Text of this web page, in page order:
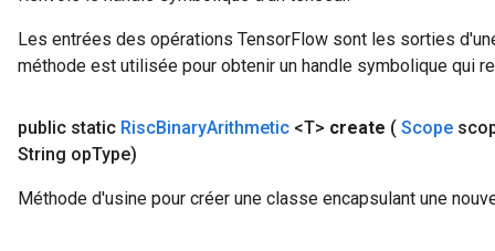
Les entrées des opérations TensorFlow sont les sorties
méthode est utilisée pour obtenir un handle symbolique qui
public static RiscBinaryArithmetic <T> create ( Scope
String opType)
Méthode d'usine pour créer une classe encapsulant une